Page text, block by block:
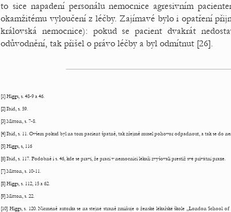
to sice napadení personálu nemocnice agresivním
okamžitému vyloučení z léčby. Zajímavé bylo i opatření
královská nemocnice): pokud se pacient dvakrát
odůvodnění, tak přišel o právo léčby a byl odmítnut [26].
[1] Higgs, s. 48-9 a 46.
[2] Ibid, s. 59.
[3] Mitton, s. 7-8.
[4] Ibid, s. 11. Ovšem pokud byl na tom pacient špatně, tak zřejmě musel pohovor odpadnout, a tak se do
[5] Higgs, s, 116
[6] Ibid, s. 117. Podobně i s. 46, kde se praví, že prací v nemocnici lékaři zvyšovali prestiž své privátní praxe.
[7] Mitton, s. 10-11.
[8] Higgs, s. 112, 15 a 62.
[9] Mitton, s. 22.
[10] Higgs, s. 120. Nicméně autorka se na stejné straně zmiňuje o ženské lékařské škole „London